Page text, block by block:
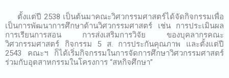
ตั้งแต่ปี 2538 เป็นต้นมาคณะวิศวกรรมศาสตร์ได้จัดกิจกรรมเพื่อ
เป็นการพัฒนาการศึกษาด้านวิศวกรรมศาสตร์ เช่น การประเมินผล
การเรียนการสอน การส่งเสริมการวิจัย ของบุคลากรคณะ
วิศวกรรมศาสตร์ กิจกรรม 5 ส. การประกันคุณภาพ และตั้งแต่ปี
2543 คณะฯ ก็ได้เริ่มกิจกรรมในการจัดการศึกษาวิศวกรรมศาสตร์
ร่วมกับอุตสาหกรรมในโครงการ “สหกิจศึกษา”